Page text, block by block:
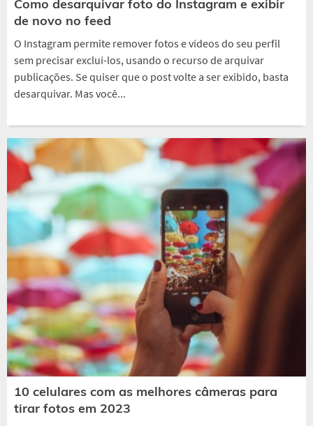
Como desarquivar foto do Instagram e exibir
de novo no feed
O Instagram permite remover fotos e vídeos do seu perfil
sem precisar excluí-los, usando o recurso de arquivar
publicações. Se quiser que o post volte a ser exibido, basta
desarquivar. Mas você...
10 celulares com as melhores câmeras para
tirar fotos em 2023